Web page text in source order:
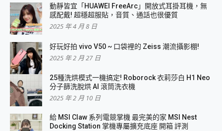
動靜皆宜「HUAWEI FreeArc」開放式耳掛耳機，無
感配戴! 超穩超服貼，音質、通話也很優質
2025 年 4 月 8 日
好玩好拍 vivo V50 ~ 口袋裡的 Zeiss 潮流攝影棚!
2025 年 2 月 27 日
25種洗烘模式一機搞定! Roborock 衣莉莎白 H1 Neo
分子篩洗脫烘 AI 滾筒洗衣機
2025 年 2 月 10 日
給 MSI Claw 系列電競掌機 最完美的家 MSI Nest
Docking Station 掌機專屬擴充底座 開箱 評測